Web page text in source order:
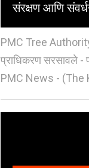
संरक्षण आणि
PMC Tree Authority
प्राधिकरण सरसावले -
PMC News - (The